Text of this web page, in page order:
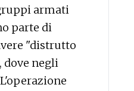
armati
parte di
"distrutto
dove negli